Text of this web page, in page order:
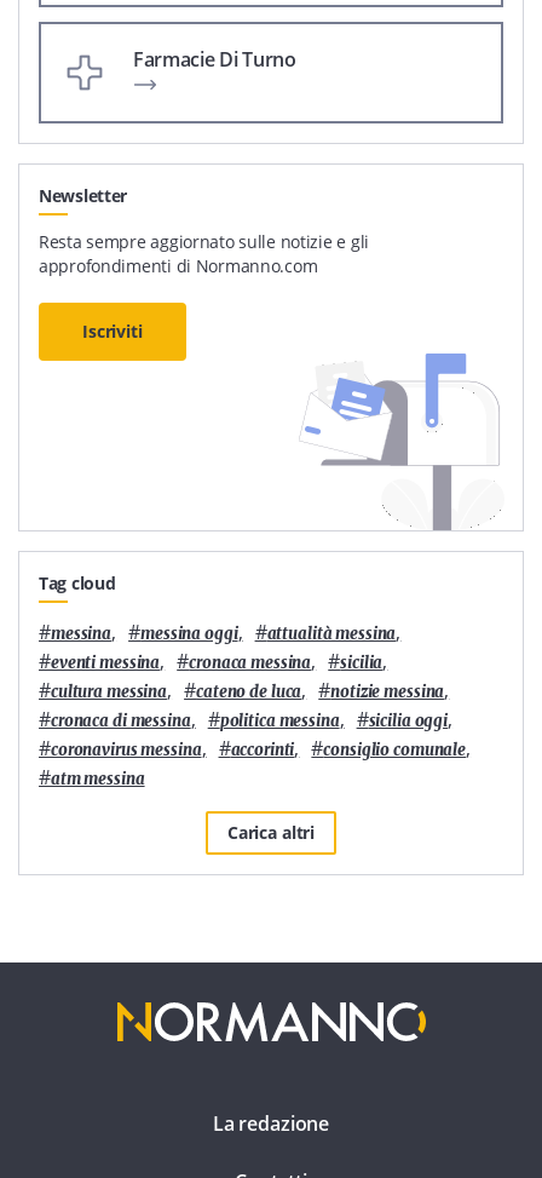
Farmacie Di Turno
Newsletter
Resta sempre aggiornato sulle notizie e gli
approfondimenti di Normanno.com
Iscriviti
Tag cloud
#messina, #messina oggi, #attualità messina,
#eventi messina, #cronaca messina, #sicilia,
#cultura messina, #cateno de luca, #notizie messina,
#cronaca di messina, #politica messina, #sicilia oggi,
#coronavirus messina, #accorinti, #consiglio comunale,
#atm messina
Carica altri
La redazione